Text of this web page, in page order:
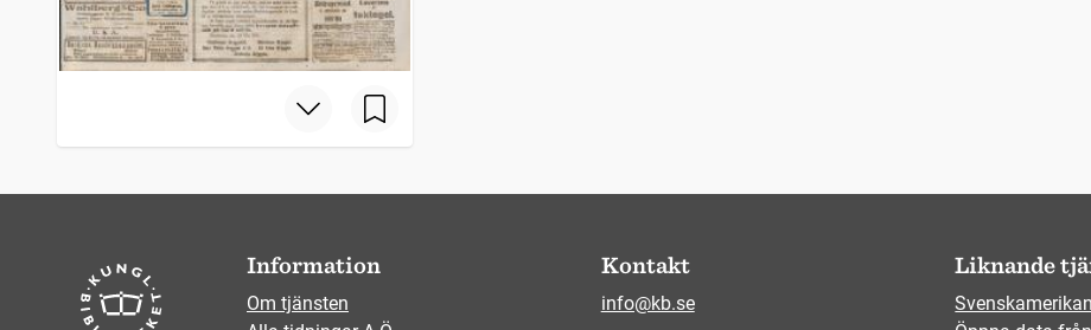
Information
Om tjänsten
Kontakt
info@kb.se
Liknande